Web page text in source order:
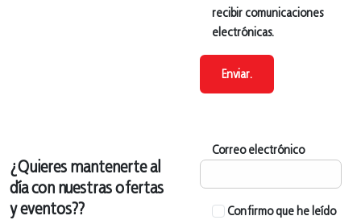
recibir comunicaciones
electrónicas.
Enviar.
¿Quieres mantenerte al
día con nuestras ofertas
y eventos??
Correo electrónico
Confirmo que he leído